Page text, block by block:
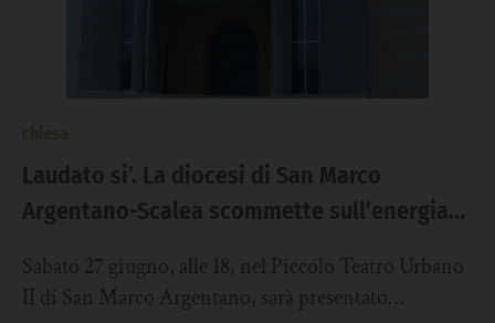
Laudato si’. La diocesi di San Marco
Argentano-Scalea scommette sull’energia
Sabato 27 giugno, alle 18, nel Piccolo Teatro Urbano
II di San Marco Argentano, sarà presentato